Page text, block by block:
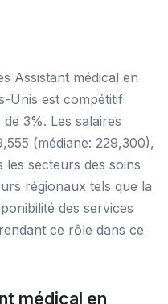
Assistant médical en
Unis est compétitif
3%. Les salaires
(médiane: 229,300),
secteurs des soins
régionaux tels que la
des services
ce rôle dans ce
médical en